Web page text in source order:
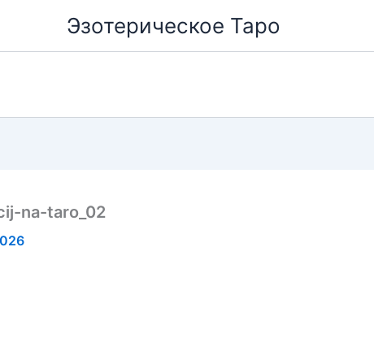
Эзотерическое Таро
na-taro_02